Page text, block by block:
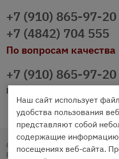
+7 (910) 865-97-20
+7 (4842) 704 555
По вопросам качества
+7 (910) 865-97-20
prazdnichniy40@palmi.ru
Copyright © 2020 - 2026.
Разработка и продвижение -
Наш сайт использует
удобства пользования
представляют собой
содержащие
посещениях веб-сайта.